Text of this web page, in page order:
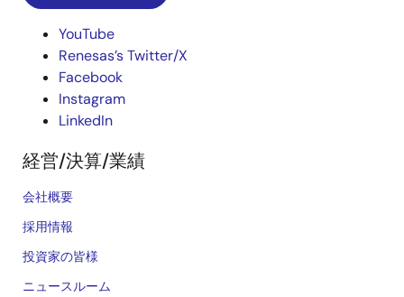
YouTube
Renesas’s Twitter/X
Facebook
Instagram
LinkedIn
経営/決算/業績
会社概要
採用情報
投資家の皆様
ニュースルーム